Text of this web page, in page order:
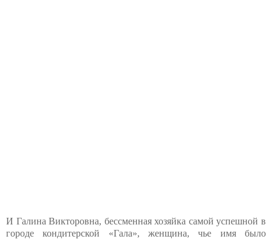
И Галина Викторовна, бессменная хозяйка самой успешной в
городе кондитерской «Гала», женщина, чье имя было